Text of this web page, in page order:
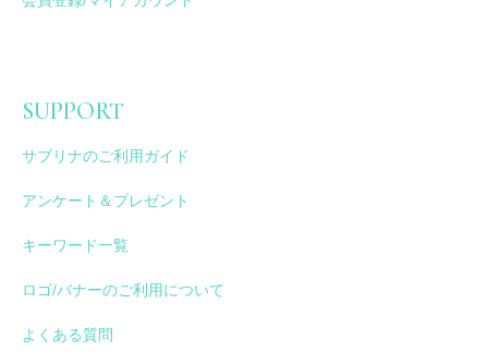
SUPPORT
サブリナのご利用ガイド
アンケート＆プレゼント
キーワード一覧
ロゴ/バナーのご利用について
よくある質問